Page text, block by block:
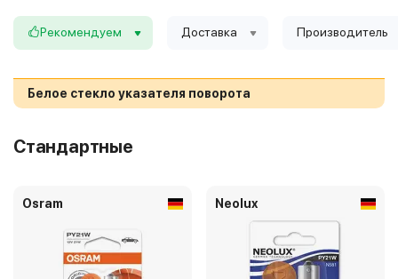
Рекомендуем Доставка Производитель
Белое стекло указателя поворота
Стандартные
Osram Neolux